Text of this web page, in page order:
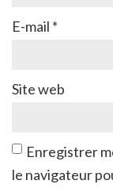
E-mail *
Site web
Enregistrer
le navigateur